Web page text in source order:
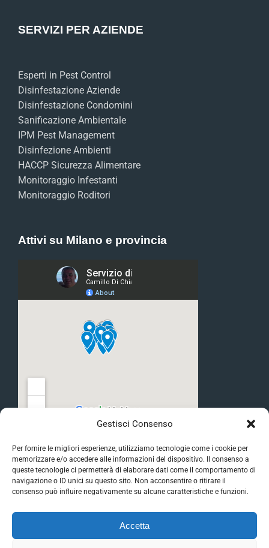
Gestisci Consenso
Per fornire le migliori esperienze, utilizziamo tecnologie come i cookie per
memorizzare e/o accedere alle informazioni del dispositivo. Il consenso a
queste tecnologie ci permetterà di elaborare dati come il comportamento di
navigazione o ID unici su questo sito. Non acconsentire o ritirare il
consenso può influire negativamente su alcune caratteristiche e funzioni.
Accetta
SERVIZI PER AZIENDE
Esperti in Pest Control
Disinfestazione Aziende
Disinfestazione Condomini
Sanificazione Ambientale
IPM Pest Management
Disinfezione Ambienti
HACCP Sicurezza Alimentare
Monitoraggio Infestanti
Monitoraggio Roditori
Attivi su Milano e provincia
Derattizzazione, Allontanamento Volatili, Sanificazione - 20093
Cologno Monzese (MI)